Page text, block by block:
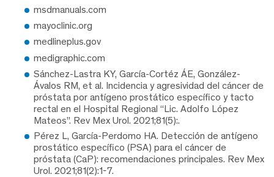
msdmanuals.com
mayoclinic.org
medlineplus.gov
medigraphic.com
Sánchez-Lastra KY, García-Cortéz ÁE, González-
Ávalos RM, et al. Incidencia y agresividad del cáncer de
próstata por antígeno prostático específico y tacto
rectal en el Hospital Regional “Lic. Adolfo López
Mateos”. Rev Mex Urol. 2021;81(5):.
Pérez L, García-Perdomo HA. Detección de antígeno
prostático específico (PSA) para el cáncer de
próstata (CaP): recomendaciones principales. Rev Mex
Urol. 2021;81(2):1-7.